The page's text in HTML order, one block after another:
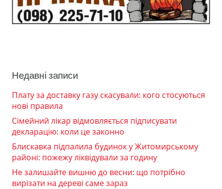
Недавні записи
Плату за доставку газу скасували: кого стосуються
нові правила
Сімейний лікар відмовляється підписувати
декларацію: коли це законно
Блискавка підпалила будинок у Житомирському
районі: пожежу ліквідували за годину
Не залишайте вишню до весни: що потрібно
вирізати на дереві саме зараз